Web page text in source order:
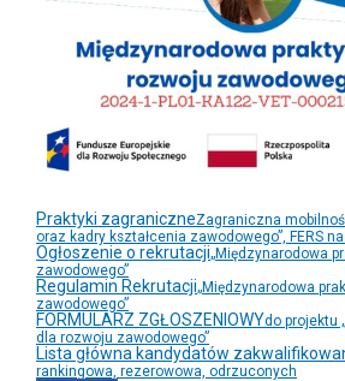
Praktyki zagraniczneZagraniczna
oraz kadry kształcenia zawodowego”, FERS
Ogłoszenie o rekrutacji„Międzynarodowa
zawodowego”
Regulamin Rekrutacji„Międzynarodowa
zawodowego”
FORMULARZ ZGŁOSZENIOWYdo projektu
dla rozwoju zawodowego”
Lista główna kandydatów
rankingowa, rezerowowa, odrzuconych